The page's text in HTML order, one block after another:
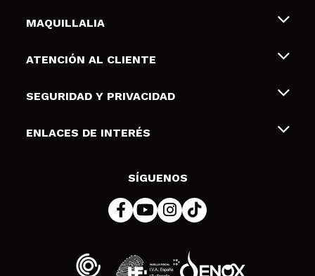
MAQUILLALIA
Sobre nosotros
Tarjetas de Regalo
ATENCIÓN AL CLIENTE
Envíos y devoluciones
Formas de pago
SEGURIDAD Y PRIVACIDAD
Terminos y condiciones de uso
Política de cookies
ENLACES DE INTERÉS
SÍGUENOS